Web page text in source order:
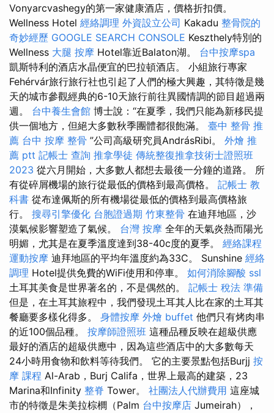
Vonyarcvashegy的第一家健康酒店，價格折扣價。
Wellness Hotel 經絡調理 外資設立公司 Kakadu 整骨院的
奇妙經歷 GOOGLE SEARCH CONSOLE Keszthely特別的
Wellness 大腿 按摩 Hotel靠近Balaton湖。 台中按摩spa
凱斯特利的酒店水晶便宜的巴拉頓酒店。 小組旅行專家
Fehérvár旅行旅行社也引起了人們的極大興趣，其特徵是幾
天的城市參觀經典的6-10天旅行前往異國情調的節目超過兩
週。 台中養生會館 博士說：“在夏季，我們只能為新移民提
供一個地方，但絕大多數秋季團體都很飽滿。 臺中 整骨 推
薦 台中 按摩 整骨 ”公司高級研究員AndrásRibi。 外燴 推
薦 ptt 記帳士 查詢 推拿學徒 傳統整復推拿技術士證照班
2023 從六月開始，大多數人都想去最後一分鐘的道路。 所
有從碎屑機場的旅行從最低的價格到最高價格。 記帳士 教
科書 從布達佩斯的所有機場從最低的價格到最高價格旅
行。 搜尋引擎優化 台胞證過期 竹東整骨 在迪拜地區，沙
漠氣候影響塑造了氣候。 台灣 按摩 全年的天氣炎熱而陽光
明媚，尤其是在夏季溫度達到38-40c度的夏季。 經絡課程
運動按摩 迪拜地區的平均年溫度約為33C。 Sunshine 經絡
調理 Hotel提供免費的WiFi使用和停車。 如何消除腳酸 ssl
土耳其美食是世界著名的，不是偶然的。 記帳士 稅法 準備
但是，在土耳其旅程中，我們發現土耳其人比在家的土耳其
餐廳要多樣化得多。 身體按摩 外燴 buffet 他們只有烤肉串
的近100個品種。 按摩師證照班 這種品種反映在超級供應
最好的酒店的超級供應中，因為這些酒店中的大多數每天
24小時用食物和飲料等待我們。 它的主要景點包括Burjj 按
摩 課程 Al-Arab，Burj Califa，世界上最高的建築，23
Marina和Infinity 整脊 Tower。 社團法人代辦費用 這座城
市的特徵是朱美拉棕櫚（Palm 台中按摩店 Jumeirah），